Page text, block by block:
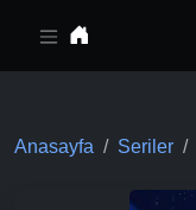
Anasayfa Seriler